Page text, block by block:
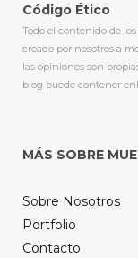
Código Ético
Todo el contenido de
creado por nosotros a
las opiniones son
blog puede contener
MÁS SOBRE
Sobre Nosotros
Portfolio
Contacto